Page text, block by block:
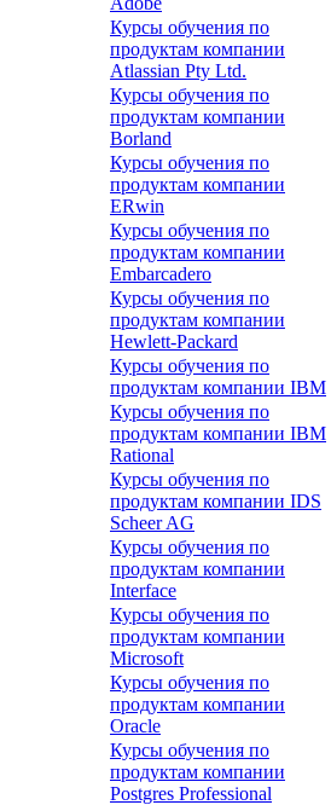
Курсы обучения по
продуктам компании
Atlassian Pty Ltd.
Курсы обучения по
продуктам компании
Borland
Курсы обучения по
продуктам компании
ERwin
Курсы обучения по
продуктам компании
Embarcadero
Курсы обучения по
продуктам компании
Hewlett-Packard
Курсы обучения по
продуктам компании IBM
Курсы обучения по
продуктам компании IBM
Rational
Курсы обучения по
продуктам компании IDS
Scheer AG
Курсы обучения по
продуктам компании
Interface
Курсы обучения по
продуктам компании
Microsoft
Курсы обучения по
продуктам компании
Oracle
Курсы обучения по
продуктам компании
Postgres Professional